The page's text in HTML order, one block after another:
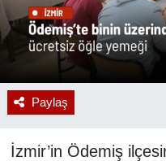
Paylaş
İzmir’in Ödemiş